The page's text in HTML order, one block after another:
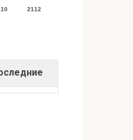
2112